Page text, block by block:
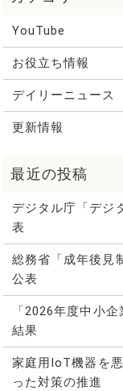
YouTube
お役立ち情報
デイリーニュース
更新情報
デジタル庁「デジ
表
総務省「成年後見
公表
「2026年度中小
結果
家庭用IoT機器を
った対策の推進